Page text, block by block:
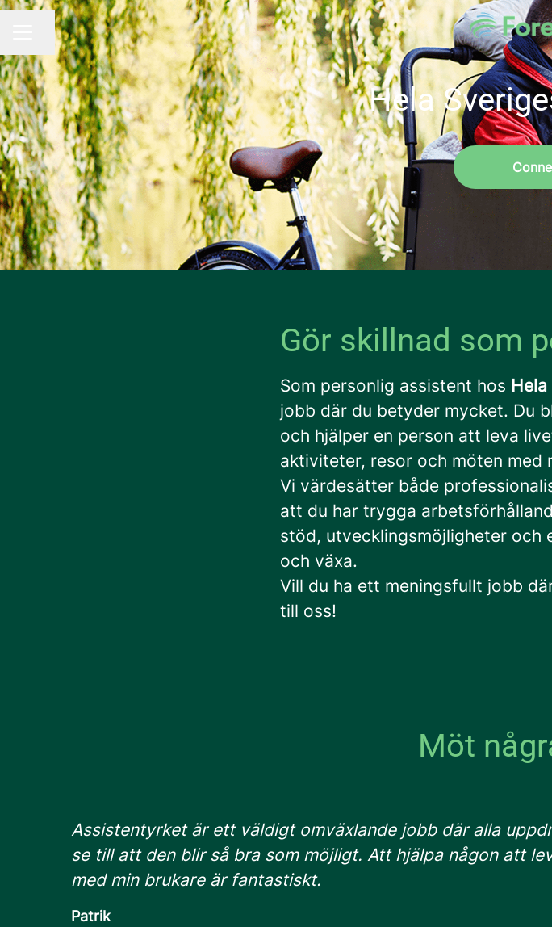
KARRIÄRMENY
Dela sidan
Hela
Gör skillnad som
Som personlig assistent hos
jobb där du betyder mycket. Du
och hjälper en person att leva
aktiviteter, resor och möten med
Vi värdesätter både
att du har trygga
stöd, utvecklingsmöjligheter och
och växa.
Vill du ha ett meningsfullt jobb
till oss!
Möt
Assistentyrket är ett väldigt omväxlande jobb där alla
se till att den blir så bra som möjligt. Att hjälpa någon att
med min brukare är fantastiskt.
Patrik